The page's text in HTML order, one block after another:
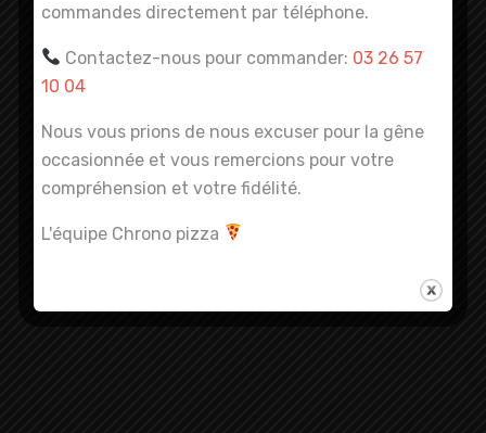
commandes directement par téléphone.
Contactez-nous pour commander: 03 26 57
10 04
Nous vous prions de nous excuser pour la gêne
occasionnée et vous remercions pour votre
compréhension et votre fidélité.
L'équipe Chrono pizza